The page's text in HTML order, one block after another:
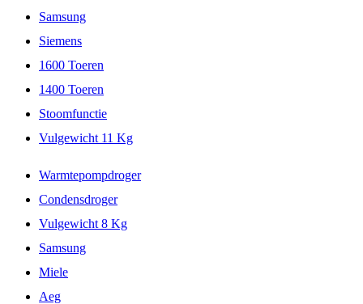
Samsung
Siemens
1600 Toeren
1400 Toeren
Stoomfunctie
Vulgewicht 11 Kg
Warmtepompdroger
Condensdroger
Vulgewicht 8 Kg
Samsung
Miele
Aeg